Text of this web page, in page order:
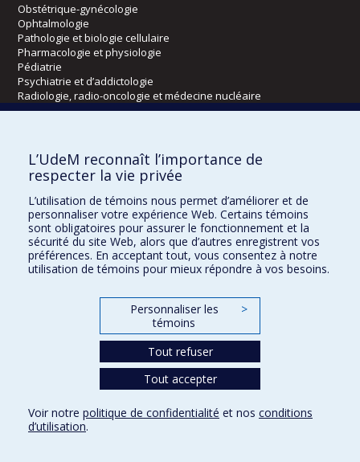
Obstétrique-gynécologie
Ophtalmologie
Pathologie et biologie cellulaire
Pharmacologie et physiologie
Pédiatrie
Psychiatrie et d’addictologie
Radiologie, radio-oncologie et médecine nucléaire
Écoles
Kinésiologie et des sciences de l’activité physique
Orthophonie et audiologie
Réadaptation
Directions
DPC
CPASS
L’UdeM reconnaît l’importance de
respecter la vie privée
L’utilisation de témoins nous permet d’améliorer et de
personnaliser votre expérience Web. Certains témoins
sont obligatoires pour assurer le fonctionnement et la
sécurité du site Web, alors que d’autres enregistrent vos
préférences. En acceptant tout, vous consentez à notre
utilisation de témoins pour mieux répondre à vos besoins.
Personnaliser les
témoins
>
Tout refuser
Tout accepter
Voir notre politique de confidentialité et nos conditions
d’utilisation.